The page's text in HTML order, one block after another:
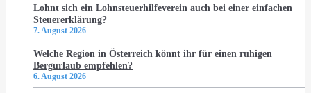
Lohnt sich ein Lohnsteuerhilfeverein auch bei einer einfachen
Steuererklärung?
7. August 2026
Welche Region in Österreich könnt ihr für einen ruhigen
Bergurlaub empfehlen?
6. August 2026